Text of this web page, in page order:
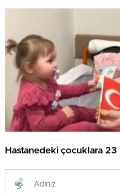
Hastanedeki çocuklara 23